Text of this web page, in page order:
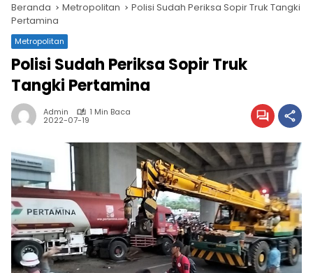
Beranda Metropolitan
Polisi Sudah Periksa Sopir Truk Tangki
Pertamina
Metropolitan
Polisi Sudah Periksa Sopir Truk
Tangki Pertamina
Admin 1 Min Baca
2022-07-19